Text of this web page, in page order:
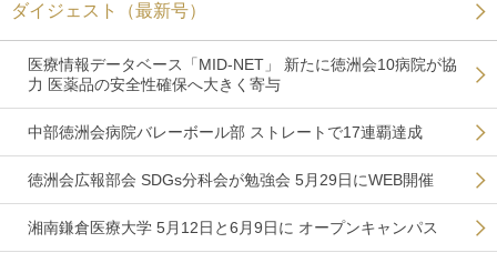
ダイジェスト（最新号）
医療情報データベース「MID-NET」 新たに徳洲会10病院が協
力 医薬品の安全性確保へ大きく寄与
中部徳洲会病院バレーボール部 ストレートで17連覇達成
徳洲会広報部会 SDGs分科会が勉強会 5月29日にWEB開催
湘南鎌倉医療大学 5月12日と6月9日に オープンキャンパス